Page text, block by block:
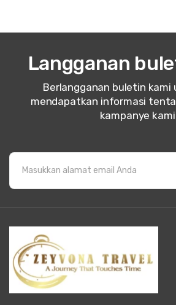
Langganan
Berlangganan buletin
mendapatkan informasi
kampanye kami